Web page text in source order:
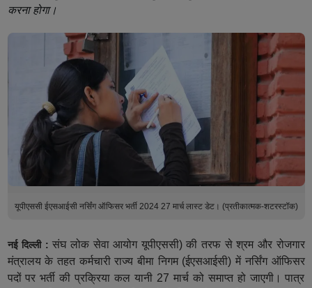
करना होगा।
यूपीएससी ईएसआईसी नर्सिंग ऑफिसर भर्ती 2024 27 मार्च लास्ट डेट। (प्रतीकात्मक-शटरस्टॉक)
नई दिल्ली :संघ लोक सेवा आयोग यूपीएससी) की तरफ से श्रम और रोजगार
मंत्रालय के तहत कर्मचारी राज्य बीमा निगम (ईएसआईसी) में नर्सिंग ऑफिसर
पदों पर भर्ती की प्रक्रिया कल यानी 27 मार्च को समाप्त हो जाएगी। पात्र